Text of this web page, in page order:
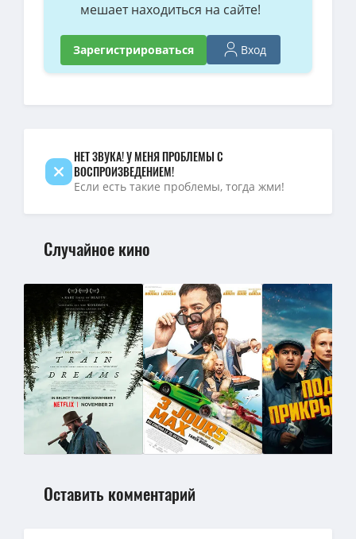
мешает находиться на сайте!
Зарегистрироваться Вход
НЕТ ЗВУКА! У МЕНЯ ПРОБЛЕМЫ С
ВОСПРОИЗВЕДЕНИЕМ!
Если есть такие проблемы, тогда жми!
Случайное кино
Оставить комментарий